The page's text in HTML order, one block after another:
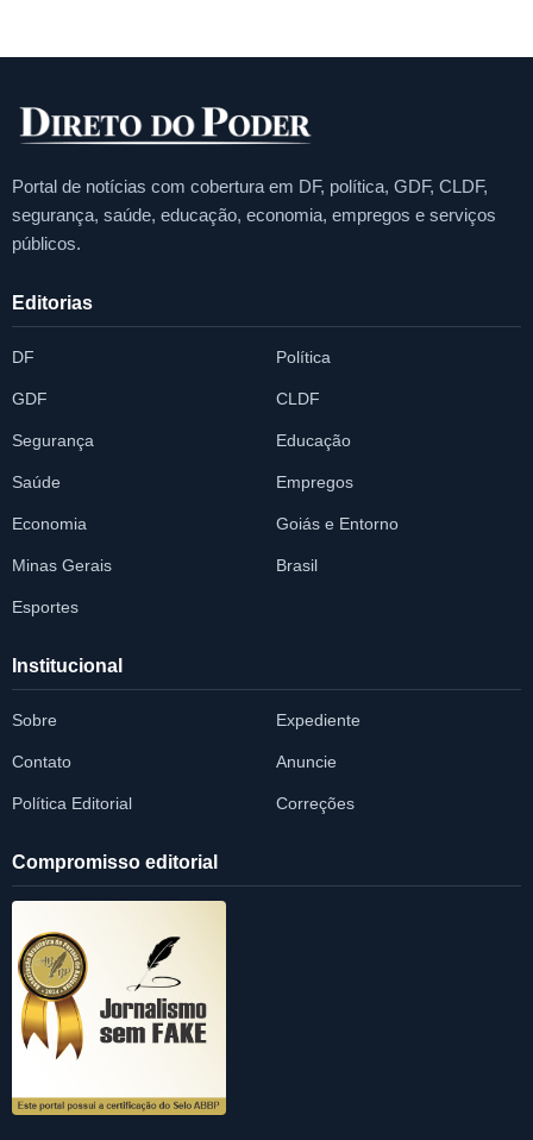
Portal de notícias com cobertura em DF, política, GDF, CLDF,
segurança, saúde, educação, economia, empregos e serviços
públicos.
Editorias
DF Política
GDF CLDF
Segurança Educação
Saúde Empregos
Economia Goiás e Entorno
Minas Gerais Brasil
Esportes
Institucional
Sobre Expediente
Contato Anuncie
Política Editorial Correções
Compromisso editorial